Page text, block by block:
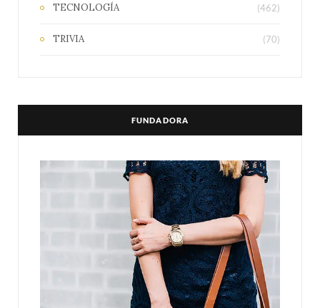
TECNOLOGÍA (462)
TRIVIA (70)
FUNDADORA